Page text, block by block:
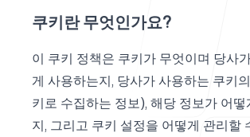
스타트업용
쿠키란 무엇인가요?
이 쿠키 정책은 쿠키가 무엇이며 당사
게 사용하는지, 당사가 사용하는 쿠키
키로 수집하는 정보), 해당 정보가 어
지, 그리고 쿠키 설정을 어떻게 관리할